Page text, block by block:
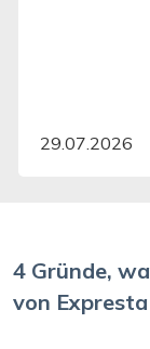
4 Gründe,
von